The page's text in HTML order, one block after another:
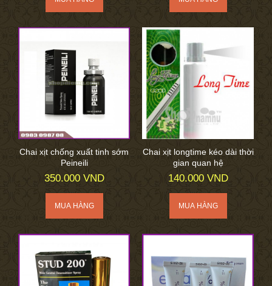
Chai xịt chống xuất tinh sớm
Peineili
350.000 VND
Chai xịt longtime kéo dài thời
gian quan hệ
140.000 VND